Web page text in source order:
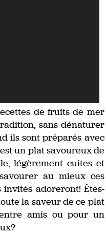
de fruits de mer
sans dénaturer
ils sont préparés avec
un plat savoureux de
légèrement cuites et
au mieux ces
invités adoreront! Êtes-
la saveur de ce plat
amis ou pour un